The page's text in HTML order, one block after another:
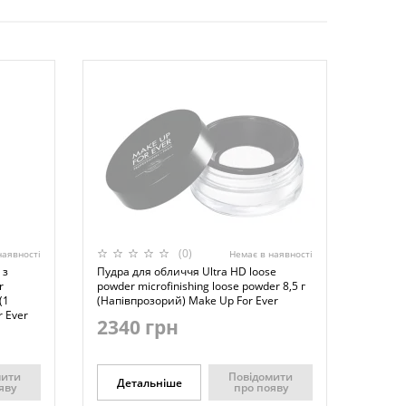
Ever
(0) Немає в наявності
Пудра для обличчя Ultra HD loose
powder microfinishing loose powder 8,5 г
(Напівпрозорий) Make Up For Ever
2340 грн
Детальніше Повідомити
про появу